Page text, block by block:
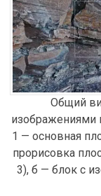
Общий
изображениями
1 — основная
прорисовка
3), б — блок с